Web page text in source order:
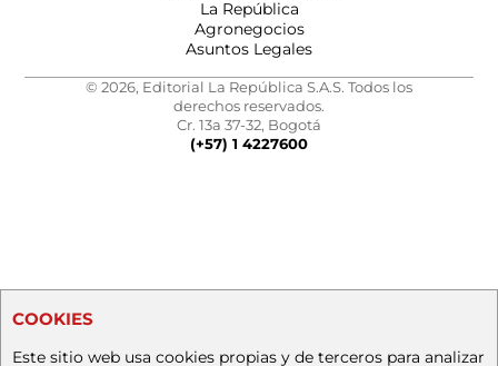
La República
Agronegocios
Asuntos Legales
© 2026, Editorial La República S.A.S. Todos los
derechos reservados.
Cr. 13a 37-32, Bogotá
(+57) 1 4227600
COOKIES
Este sitio web usa cookies propias y de terceros para analizar